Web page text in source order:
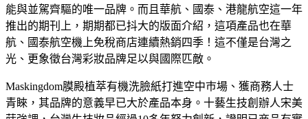
能與並駕齊驅的唯一品牌。而且華航、國泰、港龍航空這一年
推出的期刊上，期期都已抖大的版面介紹，這項產品也在華
航、國泰航空機上免稅商店連續熱銷四季！這不僅是台灣之
光、更象徵台灣彩妝品牌足以與國際匹敵。
Maskingdom膜殿植萃有機洗臉紙打進空中巿場、獲商務人士
青睞，其品牌的意義早已大於產品本身。十藝生技創辦人宋美